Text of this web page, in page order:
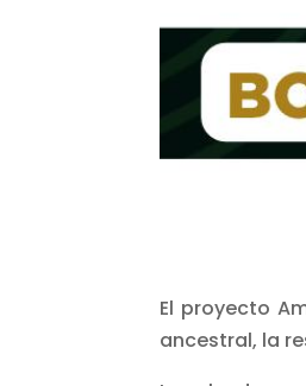
El proyecto
ancestral, la